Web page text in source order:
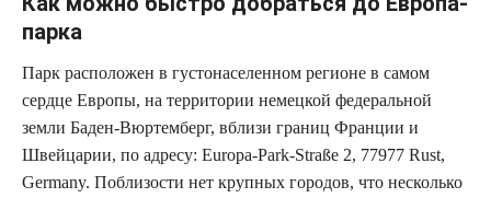
парка
Парк расположен в густонаселенном регионе в самом
сердце Европы, на территории немецкой федеральной
земли Баден-Вюртемберг, вблизи границ Франции и
Швейцарии, по адресу: Europa-Park-Straße 2, 77977 Rust,
Germany. Поблизости нет крупных городов, что несколько